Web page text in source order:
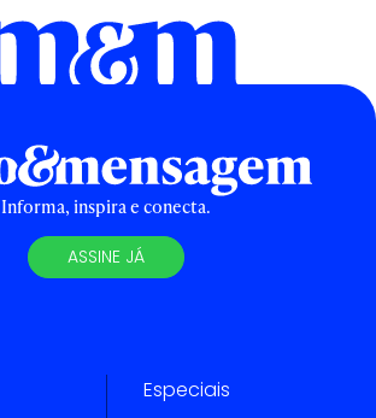
Informa, inspira e conecta.
ASSINE JÁ
Especiais